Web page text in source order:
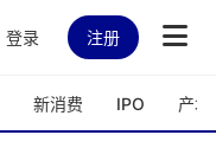
登录 注册
新消费 IPO 产城